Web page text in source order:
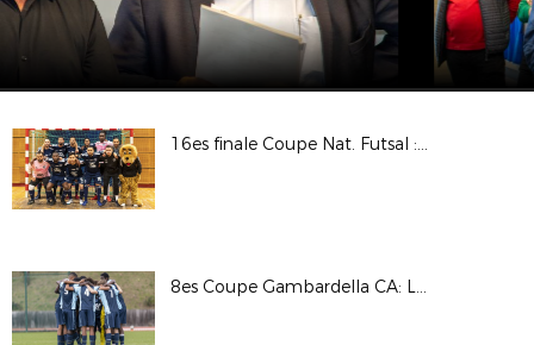
16es finale Coupe Nat. Futsal : AS Martel Caluire / Toulon Elite Futsal © Photos LAuRAFoot- Alain Chenevière
8es Coupe Gambardella CA: Lyon - La Duchère / Le HAC © Photos LAuRAFoot- Alain Chenevière